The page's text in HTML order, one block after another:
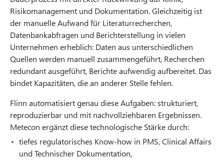
Risikomanagement und Dokumentation. Gleichzeitig ist
der manuelle Aufwand für Literaturrecherchen,
Datenbankabfragen und Berichterstellung in vielen
Unternehmen erheblich: Daten aus unterschiedlichen
Quellen werden manuell zusammengeführt, Recherchen
redundant ausgeführt, Berichte aufwendig aufbereitet. Das
bindet Kapazitäten, die an anderer Stelle fehlen.
Flinn automatisiert genau diese Aufgaben: strukturiert,
reproduzierbar und mit nachvollziehbaren Ergebnissen.
Metecon ergänzt diese technologische Stärke durch:
tiefes regulatorisches Know-how in PMS, Clinical Affairs
und Technischer Dokumentation,